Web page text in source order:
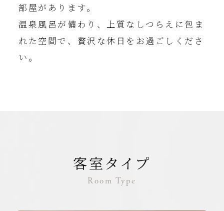
部屋があります。
温泉風呂が備わり、上質なしつらえに包ま
れた空間で、 贅沢な休日をお過ごしくださ
い。
客室タイプ
Room Type